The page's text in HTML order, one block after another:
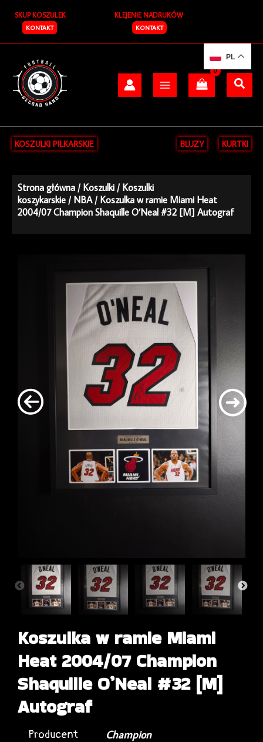
treści
SKUP KOSZULEK
KONTAKT
KLEJENIE NADRUKÓW
KONTAKT
KOSZULKI PIŁKARSKIE BLUZY KURTKI
Strona główna /Koszulki /Koszulki
koszykarskie /NBA/ Koszulka w ramie Miami Heat
2004/07 Champion Shaquille O’Neal #32 [M] Autograf
Koszulka w ramie Miami
Heat 2004/07 Champion
Shaquille O’Neal #32 [M]
Autograf
Producent
Champion
PL